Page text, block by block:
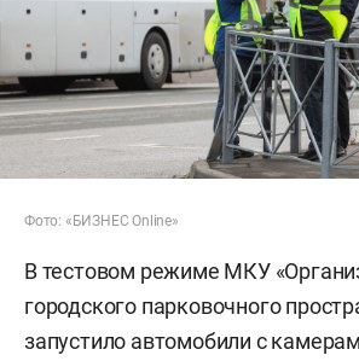
Фото: «БИЗНЕС Online»
В тестовом режиме МКУ
городского парковочного
запустило автомобили с